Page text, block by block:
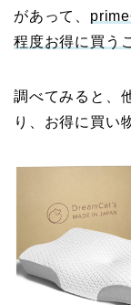
があって、
程度お得に買う
調べてみると、
り、お得に買い